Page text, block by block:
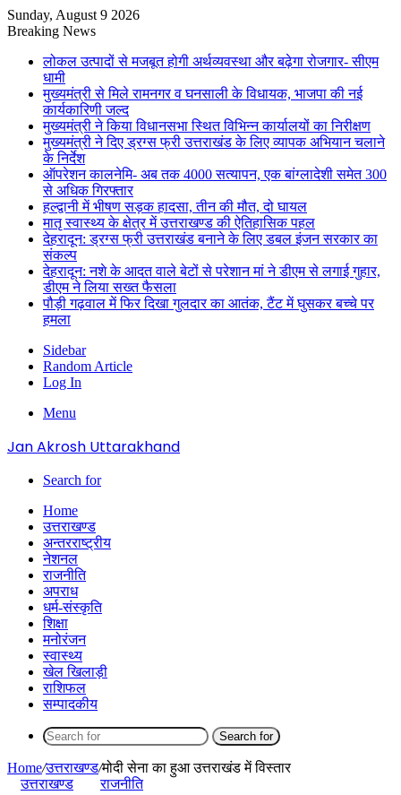
Sunday, August 9 2026
Breaking News
लोकल उत्पादों से मजबूत होगी अर्थव्यवस्था और बढ़ेगा रोजगार- सीएम
धामी
मुख्यमंत्री से मिले रामनगर व घनसाली के विधायक, भाजपा की नई
कार्यकारिणी जल्द
मुख्यमंत्री ने किया विधानसभा स्थित विभिन्न कार्यालयों का निरीक्षण
मुख्यमंत्री ने दिए ड्रग्स फ्री उत्तराखंड के लिए व्यापक अभियान चलाने
के निर्देश
ऑपरेशन कालनेमि- अब तक 4000 सत्यापन, एक बांग्लादेशी समेत 300
से अधिक गिरफ्तार
हल्द्वानी में भीषण सड़क हादसा, तीन की मौत, दो घायल
मातृ स्वास्थ्य के क्षेत्र में उत्तराखण्ड की ऐतिहासिक पहल
देहरादून: ड्रग्स फ्री उत्तराखंड बनाने के लिए डबल इंजन सरकार का
संकल्प
देहरादून: नशे के आदत वाले बेटों से परेशान मां ने डीएम से लगाई गुहार,
डीएम ने लिया सख्त फैसला
पौड़ी गढ़वाल में फिर दिखा गुलदार का आतंक, टैंट में घुसकर बच्चे पर
हमला
Sidebar
Random Article
Log In
Menu
Jan Akrosh Uttarakhand
Search for
Home
उत्तराखण्ड
अन्तरराष्ट्रीय
नेशनल
राजनीति
अपराध
धर्म-संस्कृति
शिक्षा
मनोरंजन
स्वास्थ्य
खेल खिलाड़ी
राशिफल
सम्पादकीय
Search for
Home/उत्तराखण्ड/मोदी सेना का हुआ उत्तराखंड में विस्तार
उत्तराखण्ड
राजनीति